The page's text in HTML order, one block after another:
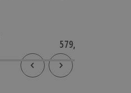
579,90 €